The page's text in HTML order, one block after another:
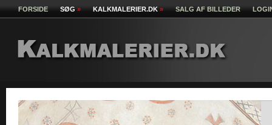
FORSIDE SØG » KALKMALERIER.DK » SALG AF BILLEDER